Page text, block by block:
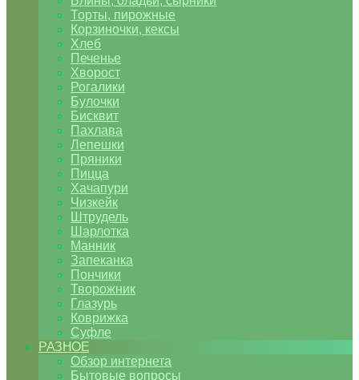
Торты, пирожные
Корзиночки, кексы
Хлеб
Печенье
Хворост
Рогалики
Булочки
Бисквит
Пахлава
Лепешки
Пряники
Пицца
Хачапури
Чизкейк
Штрудель
Шарлотка
Манник
Запеканка
Пончики
Творожник
Глазурь
Коврижка
Суфле
РАЗНОЕ
Обзор интернета
Бытовые вопросы